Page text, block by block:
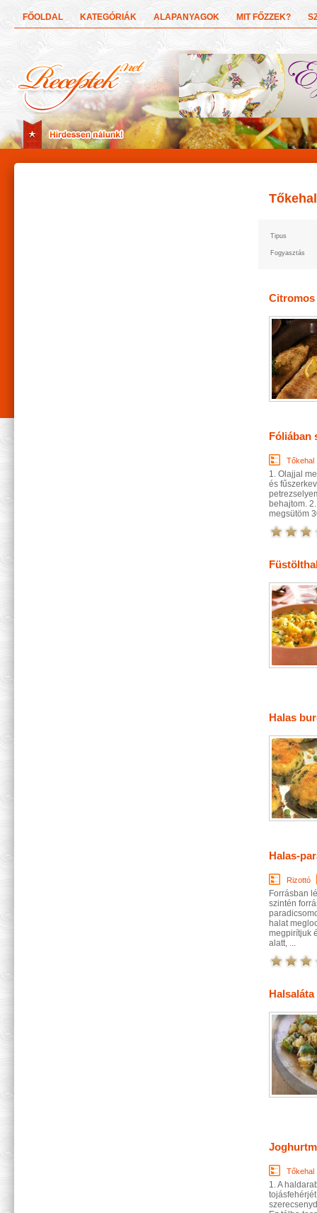
FŐOLDAL KATEGÓRIÁK ALAPANYAGOK MIT FŐZZEK?
Tipus
Fogyasztás
Fóliában
Tőkehal
1. Olajjal
és
behajtom.
megsütöm
Halas
Halas-
Rizottó
Forrásban
szintén
halat
megpirítjuk
alatt, ...
Halsaláta
Tőkehal
1. A